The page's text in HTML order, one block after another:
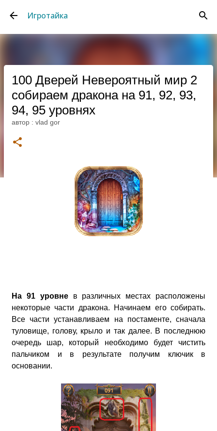
Игротайка
100 Дверей Невероятный мир 2
собираем дракона на 91, 92, 93,
94, 95 уровнях
автор : vlad gor
На 91 уровнев различных местах расположены
некоторые части дракона. Начинаем его собирать.
Все части устанавливаем на постаменте, сначала
туловище, голову, крыло и так далее. В последнюю
очередь шар, который необходимо будет чистить
пальчиком и в результате получим ключик в
основании.